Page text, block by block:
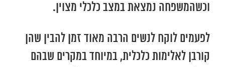
וכשהמשפחה נמצאת במצב כלכלי מצוין.
לפעמים לוקח לנשים הרבה מאוד זמן להבין שהן
קורבן לאלימות כלכלית, במיוחד במקרים שבהם